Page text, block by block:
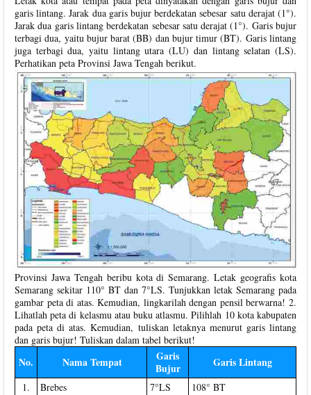
garis lintang. Jarak dua garis bujur berdekatan sebesar satu derajat (1°).
Jarak dua garis lintang berdekatan sebesar satu derajat (1°). Garis bujur
terbagi dua, yaitu bujur barat (BB) dan bujur timur (BT). Garis lintang
juga terbagi dua, yaitu lintang utara (LU) dan lintang selatan (LS).
Perhatikan peta Provinsi Jawa Tengah berikut.
Provinsi Jawa Tengah beribu kota di Semarang. Letak geografis kota
Semarang sekitar 110° BT dan 7°LS. Tunjukkan letak Semarang pada
gambar peta di atas. Kemudian, lingkarilah dengan pensil berwarna! 2.
Lihatlah peta di kelasmu atau buku atlasmu. Pilihlah 10 kota kabupaten
pada peta di atas. Kemudian, tuliskan letaknya menurut garis lintang
dan garis bujur! Tuliskan dalam tabel berikut!
No. Nama Tempat
Garis
Bujur
Garis Lintang
1. Brebes 7°LS
108° BT